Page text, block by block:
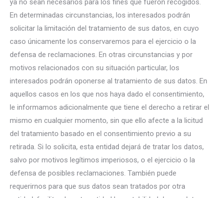
ya no sean necesarios para los fines que fueron recogidos.
En determinadas circunstancias, los interesados podrán
solicitar la limitación del tratamiento de sus datos, en cuyo
caso únicamente los conservaremos para el ejercicio o la
defensa de reclamaciones. En otras circunstancias y por
motivos relacionados con su situación particular, los
interesados podrán oponerse al tratamiento de sus datos. En
aquellos casos en los que nos haya dado el consentimiento,
le informamos adicionalmente que tiene el derecho a retirar el
mismo en cualquier momento, sin que ello afecte a la licitud
del tratamiento basado en el consentimiento previo a su
retirada. Si lo solicita, esta entidad dejará de tratar los datos,
salvo por motivos legítimos imperiosos, o el ejercicio o la
defensa de posibles reclamaciones. También puede
requerirnos para que sus datos sean tratados por otra